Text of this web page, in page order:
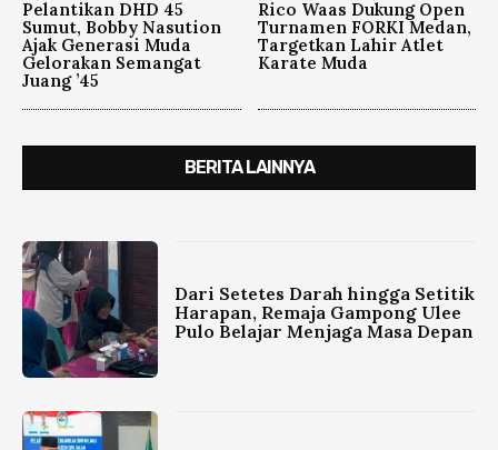
Pelantikan DHD 45
Sumut, Bobby Nasution
Ajak Generasi Muda
Gelorakan Semangat
Juang ’45
Rico Waas Dukung Open
Turnamen FORKI Medan,
Targetkan Lahir Atlet
Karate Muda
BERITA LAINNYA
Dari Setetes Darah hingga Setitik
Harapan, Remaja Gampong Ulee
Pulo Belajar Menjaga Masa Depan